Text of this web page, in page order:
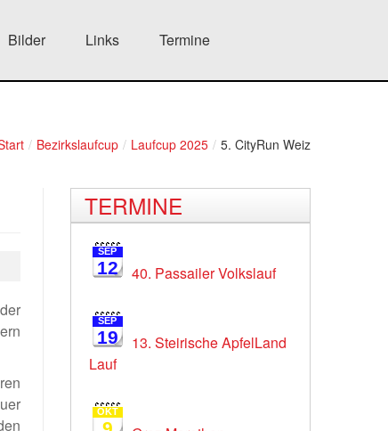
Bilder Links Termine
/ Bezirkslaufcup / Laufcup 2025 / 5. CityRun Weiz
TERMINE
SEP
12 40. Passailer Volkslauf
SEP
19
13. Steirische ApfelLand
Lauf
OKT